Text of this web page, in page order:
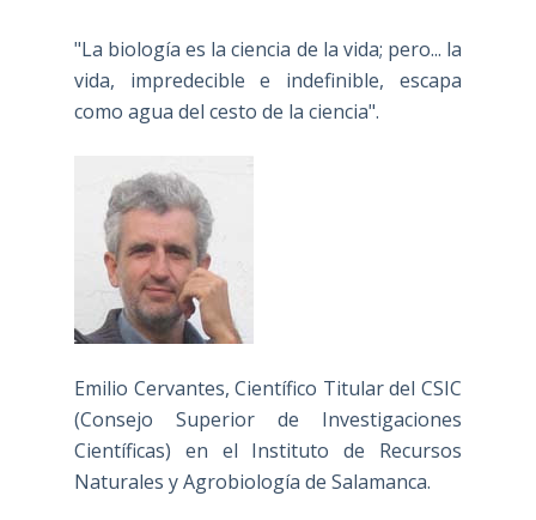
"La biología es la ciencia de la vida; pero... la
vida, impredecible e indefinible, escapa
como agua del cesto de la ciencia".
Emilio Cervantes, Científico Titular del CSIC
(Consejo Superior de Investigaciones
Científicas) en el Instituto de Recursos
Naturales y Agrobiología de Salamanca.